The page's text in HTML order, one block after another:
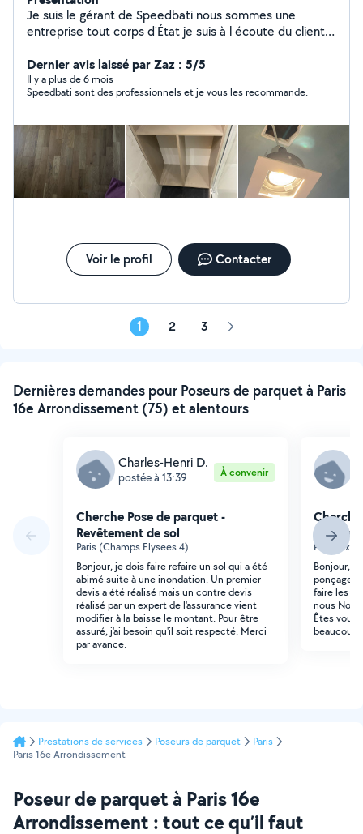
Je suis le gérant de Speedbati nous sommes une
entreprise tout corps d'État je suis à l écoute du client
plus de 20 ans de métier minimum et je pus invité à voir
ma fiche Google et vous comprendrez mieux les avis
client en parle le mieux
Dernier avis laissé par Zaz : 5/5
Il y a plus de 6 mois
Speedbati sont des professionnels et je vous les recommande.
Voir le profil Contacter
1 2 3 Page
Dernières demandes pour Poseurs de parquet à Paris
16e Arrondissement (75) et alentours
Charles-Henri D.
postée à 13:39 À convenir
Cherche Pose de parquet -
Revêtement de sol
Paris (Champs Elysees 4)
Bonjour, je dois faire refaire un sol qui a été
abimé suite à une inondation. Un premier
devis a été réalisé mais un contre devis
réalisé par un expert de l'assurance vient
modifier à la baisse le montant. Pour être
assuré, j'ai besoin qu'il soit respecté. Merci
par avance.
Puteaux
Bonjour,
ponçage
faire les
nous
Êtes vous
beaucoup
Prestations de services Poseurs de parquet
Paris
Paris 16e Arrondissement
Poseur de parquet à Paris 16e
Arrondissement : tout ce qu’il faut